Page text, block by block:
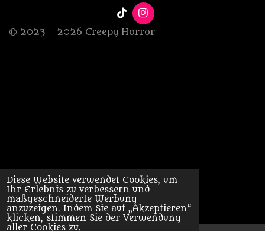
Diese Website verwendet Cookies, um
Ihr Erlebnis zu verbessern und
maßgeschneiderte Werbung
anzuzeigen. Indem Sie auf „Akzeptieren“
klicken, stimmen Sie der Verwendung
aller Cookies zu.
T
i
k
I
n
s
© 2023 - 2026 Creepy Horror